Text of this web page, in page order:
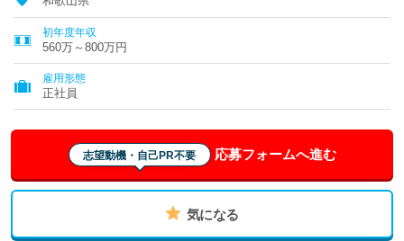
初年度年収
560万～800万円
雇用形態
正社員
志望動機・自己PR不要 応募フォームへ進む
気になる